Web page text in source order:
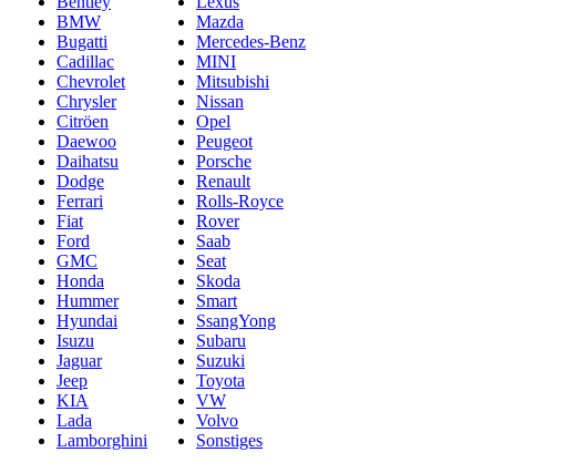
BMW
Bugatti
Cadillac
Chevrolet
Chrysler
Citröen
Daewoo
Daihatsu
Dodge
Ferrari
Fiat
Ford
GMC
Honda
Hummer
Hyundai
Isuzu
Jaguar
Jeep
KIA
Lada
Lamborghini
Mazda
Mercedes-Benz
MINI
Mitsubishi
Nissan
Opel
Peugeot
Porsche
Renault
Rolls-Royce
Rover
Saab
Seat
Skoda
Smart
SsangYong
Subaru
Suzuki
Toyota
VW
Volvo
Sonstiges